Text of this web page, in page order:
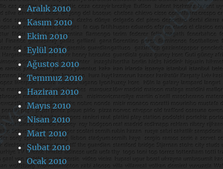
Aralık 2010
Kasım 2010
Ekim 2010
Eylül 2010
Ağustos 2010
Temmuz 2010
Haziran 2010
Mayıs 2010
Nisan 2010
Mart 2010
Şubat 2010
Ocak 2010